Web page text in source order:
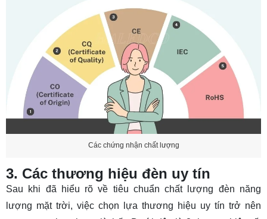
Các chứng nhận chất lượng
3. Các thương hiệu đèn uy tín
Sau khi đã hiểu rõ về tiêu chuẩn chất lượng đèn năng
lượng mặt trời, việc chọn lựa thương hiệu uy tín trở nên